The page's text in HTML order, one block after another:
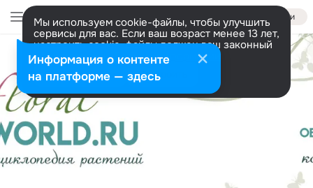
Войти
Мы используем cookie-файлы, чтобы улучшить
сервисы для вас. Если ваш возраст менее 13 лет,
настроить cookie-файлы должен ваш законный
представитель. Больше информации
Разрешить все Настроить
Информация о контенте
на платформе — здесь